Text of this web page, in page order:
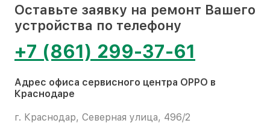
Оставьте заявку на ремонт Вашего
устройства по телефону
+7 (861) 299-37-61
Адрес офиса сервисного центра OPPO в
Краснодаре
г. Краснодар, Северная улица, 496/2